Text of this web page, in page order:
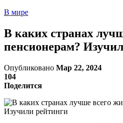
В мире
В каких странах
пенсионерам?
Опубликовано Мар 22, 2024
104
Поделится